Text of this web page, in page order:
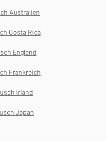
Australien
Costa Rica
England
Frankreich
Irland
Japan